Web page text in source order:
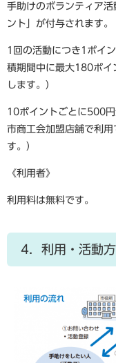
手助けのボランティア
ント」が付与されます。
1回の活動につき1ポイ
積期間中に最大180ポイ
します。）
10ポイントごとに500
市商工会加盟店舗で利
す。）
《利用者》
利用料は無料です。
4．利用・活動